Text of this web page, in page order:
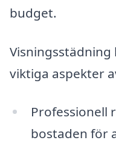
budget.
viktiga aspekter
Professionell
bostaden för